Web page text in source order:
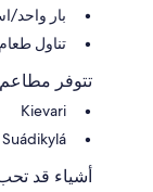
بار واحد/
تناول
تتوفر
Kievari
Suádikylá
أشياء قد تحب